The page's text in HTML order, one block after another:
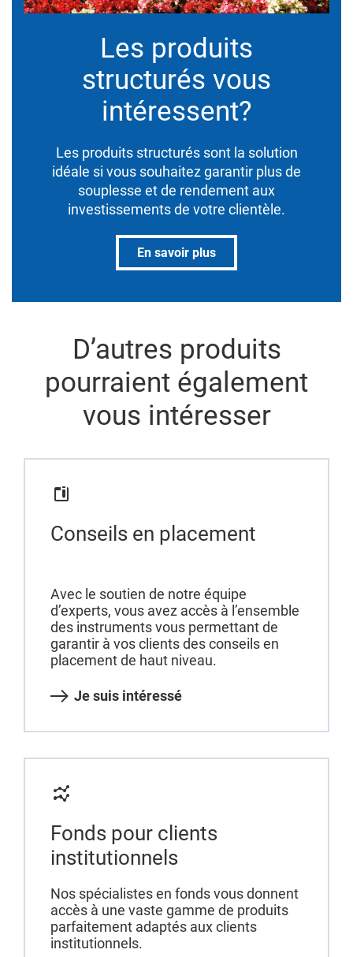
Les produits
structurés vous
intéressent?
Les produits structurés sont la solution
idéale si vous souhaitez garantir plus de
souplesse et de rendement aux
investissements de votre clientèle.
En savoir plus
D’autres produits
pourraient également
vous intéresser
Conseils en placement
Avec le soutien de notre équipe
d’experts, vous avez accès à l’ensemble
des instruments vous permettant de
garantir à vos clients des conseils en
placement de haut niveau.
Je suis intéressé
Fonds pour clients
institutionnels
Nos spécialistes en fonds vous donnent
accès à une vaste gamme de produits
parfaitement adaptés aux clients
institutionnels.